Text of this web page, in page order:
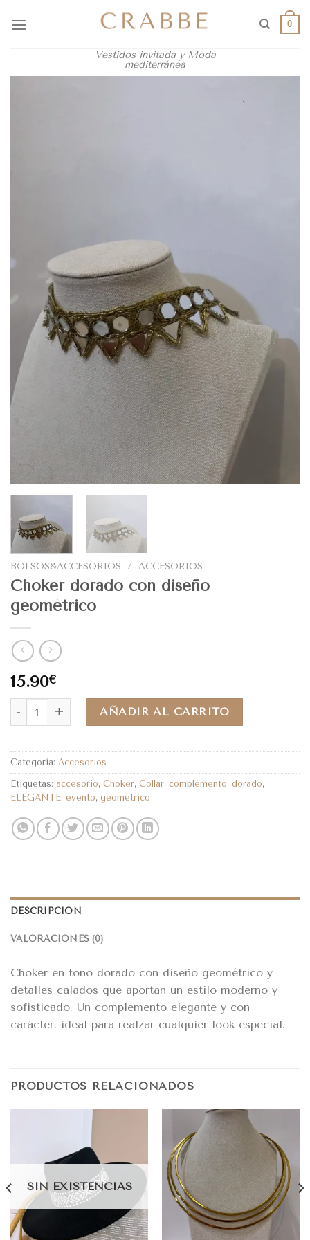
Vestidos invitada y Moda
mediterránea
0
BOLSOS&ACCESORIOS / ACCESORIOS
Choker dorado con diseño
geométrico
15.90€
AÑADIR AL CARRITO
Categoría: Accesorios
Etiquetas: accesorio, Choker, Collar, complemento, dorado,
ELEGANTE, evento, geométrico
DESCRIPCIÓN
VALORACIONES (0)
Choker en tono dorado con diseño geométrico y
detalles calados que aportan un estilo moderno y
sofisticado. Un complemento elegante y con
carácter, ideal para realzar cualquier look especial.
PRODUCTOS RELACIONADOS
SIN EXISTENCIAS